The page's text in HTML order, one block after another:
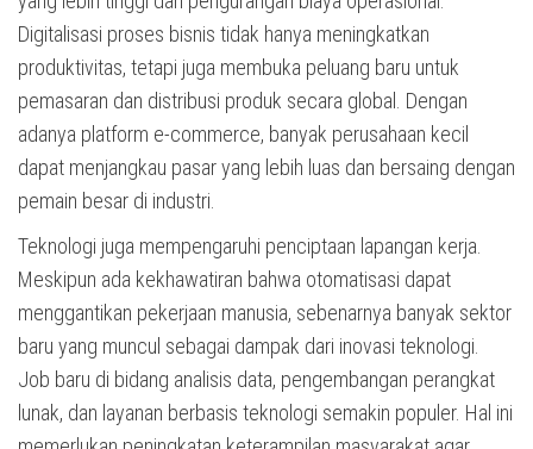
Digitalisasi proses bisnis tidak hanya meningkatkan
produktivitas, tetapi juga membuka peluang baru untuk
pemasaran dan distribusi produk secara global. Dengan
adanya platform e-commerce, banyak perusahaan kecil
dapat menjangkau pasar yang lebih luas dan bersaing dengan
pemain besar di industri.
Teknologi juga mempengaruhi penciptaan lapangan kerja.
Meskipun ada kekhawatiran bahwa otomatisasi dapat
menggantikan pekerjaan manusia, sebenarnya banyak sektor
baru yang muncul sebagai dampak dari inovasi teknologi.
Job baru di bidang analisis data, pengembangan perangkat
lunak, dan layanan berbasis teknologi semakin populer. Hal ini